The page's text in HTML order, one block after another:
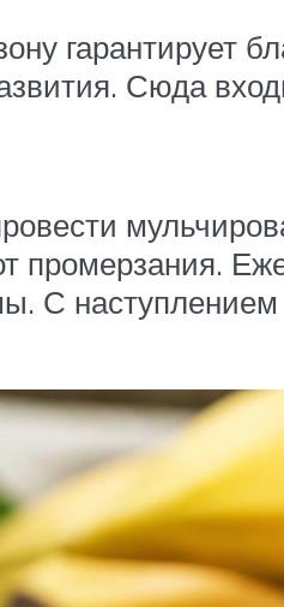
гарантирует
Сюда
промерзания.
С наступлением